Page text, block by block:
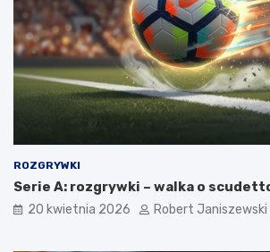
ROZGRYWKI
Serie A: rozgrywki – walka o
20 kwietnia 2026 Robert Janiszewski